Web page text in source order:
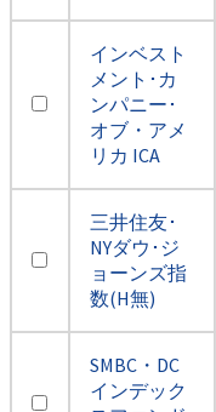
インベスト
メント･カ
ンパニー･
オブ・アメ
リカ ICA
三井住友･
NYダウ･ジ
ョーンズ指
数(H無)
SMBC・DC
インデック